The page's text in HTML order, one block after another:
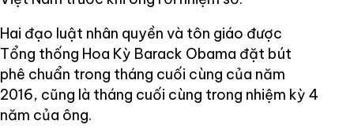
Hai đạo luật nhân quyền và tôn giáo được
Tổng thống Hoa Kỳ Barack Obama đặt bút
phê chuẩn trong tháng cuối cùng của năm
2016, cũng là tháng cuối cùng trong nhiệm kỳ 4
năm của ông.